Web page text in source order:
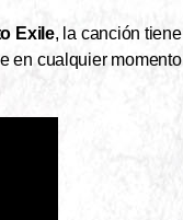
Exile, la canción tiene
en cualquier momento